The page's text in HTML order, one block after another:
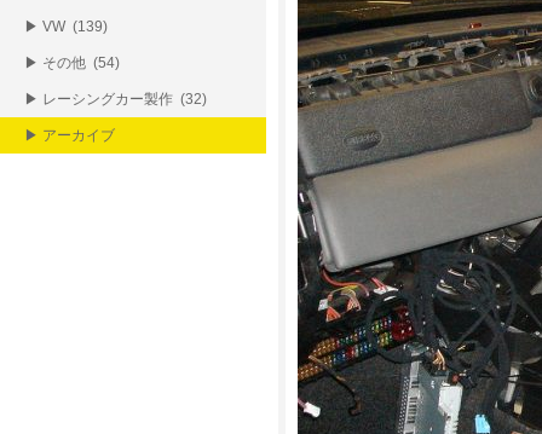
▶ VW (139)
▶ その他 (54)
▶ レーシングカー製作 (32)
▶ アーカイブ